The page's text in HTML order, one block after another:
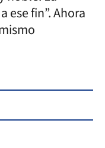
ese fin”. Ahora